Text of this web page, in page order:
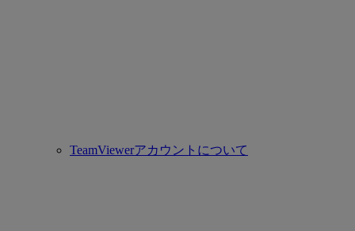
TeamViewerアカウントについて